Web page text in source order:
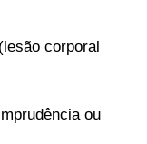
(lesão corporal
ou